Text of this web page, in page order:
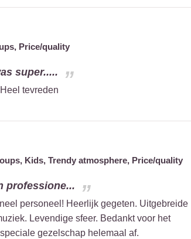
Price/quality
super.....
tevreden
Kids, Trendy atmosphere, Price/quality
professione...
personeel! Heerlijk gegeten. Uitgebreide
Levendige sfeer. Bedankt voor het
gezelschap helemaal af.